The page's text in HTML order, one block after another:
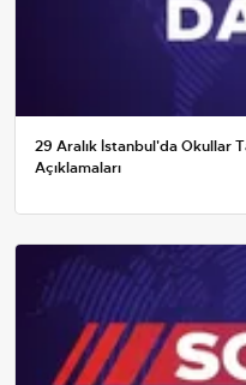
29 Aralık İstanbul'da Okullar
Açıklamaları